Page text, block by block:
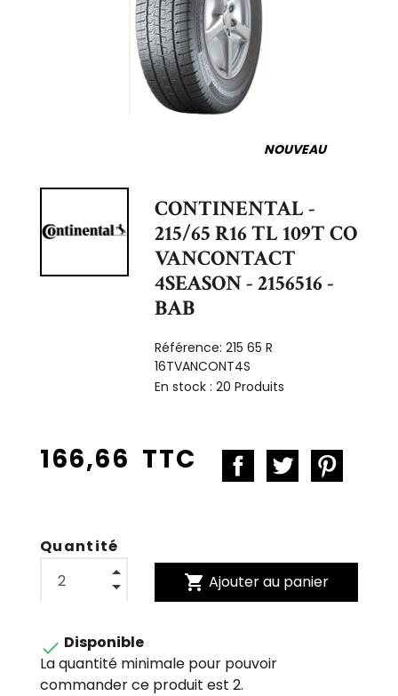
NOUVEAU
CONTINENTAL -
215/65 R16 TL 109T CO
VANCONTACT
4SEASON - 2156516 -
BAB
Référence:215 65 R
16TVANCONT4S
En stock :20 Produits
166,66 TTC
Quantité
shopping_cart Ajouter au panier
 Disponible
La quantité minimale pour pouvoir
commander ce produit est 2.